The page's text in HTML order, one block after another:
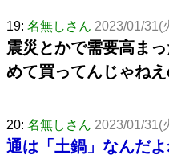
19: 名無しさん 2023/01/31(
震災とかで需要高ま
めて買ってんじゃね
20: 名無しさん 2023/01/31(
通は「土鍋」なんだ